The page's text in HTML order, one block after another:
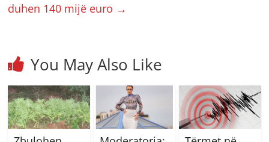
duhen 140 mijë euro →
You May Also Like